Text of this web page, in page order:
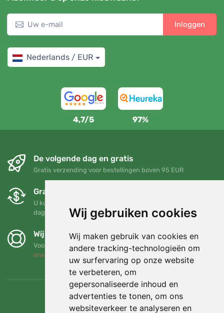
Wij gebruiken cookies
Wij maken gebruik van cookies en
andere tracking-technologieën om
uw surfervaring op onze website
te verbeteren, om
gepersonaliseerde inhoud en
advertenties te tonen, om ons
websiteverkeer te analyseren en
Inloggen
Nederlands / EUR
4,7/5 97%
De volgende dag en gratis
Gratis verzending voor bestellingen boven 95 EUR
Gratis ruilen en retourneren
U kunt uw bestelling op elk gewenst moment binnen 90
dagen retourneren of ruilen
Wij steunen Trees.org
Voor elke bestelling planten we een boom! Lees meer Over
ons